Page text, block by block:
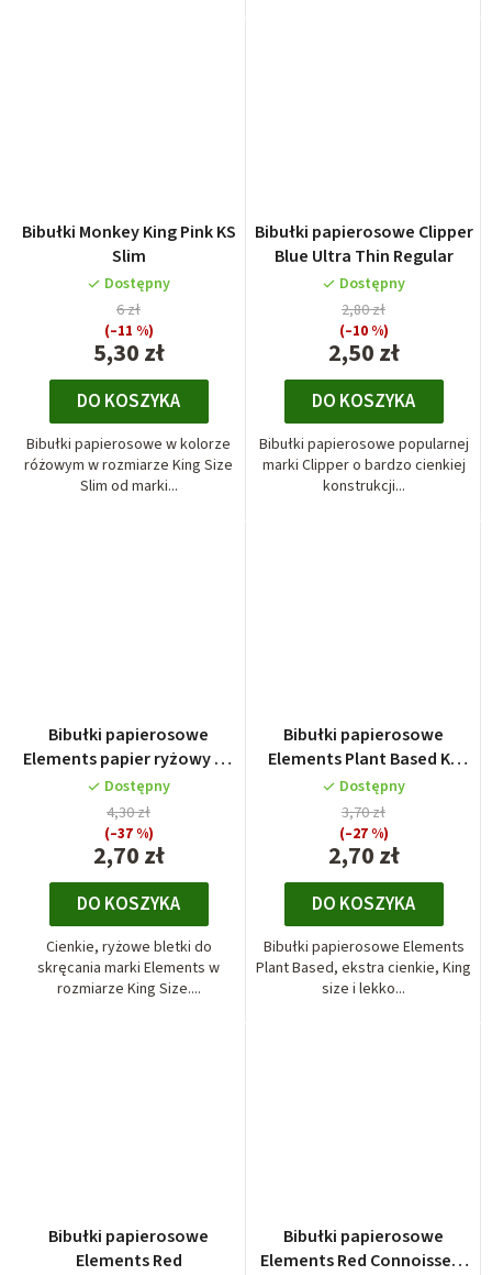
Bibułki Monkey King Pink KS
Slim
Dostępny
5,30 zł
6 zł
(–11 %)
DO KOSZYKA
Bibułki papierosowe w kolorze
różowym w rozmiarze King Size
Slim od marki...
Bibułki papierosowe Clipper
Blue Ultra Thin Regular
Dostępny
2,50 zł
2,80 zł
(–10 %)
DO KOSZYKA
Bibułki papierosowe popularnej
marki Clipper o bardzo cienkiej
konstrukcji...
Bibułki papierosowe
Elements papier ryżowy KS
slim
Dostępny
2,70 zł
4,30 zł
(–37 %)
DO KOSZYKA
Cienkie, ryżowe bletki do
skręcania marki Elements w
rozmiarze King Size....
Bibułki papierosowe
Elements Plant Based KS
slim
Dostępny
2,70 zł
3,70 zł
(–27 %)
DO KOSZYKA
Bibułki papierosowe Elements
Plant Based, ekstra cienkie, King
size i lekko...
Bibułki papierosowe
Elements Red
Bibułki papierosowe
Elements Red Connoisseur